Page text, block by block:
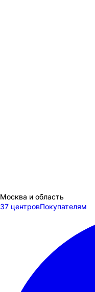
Москва и область
37 центровПокупателям